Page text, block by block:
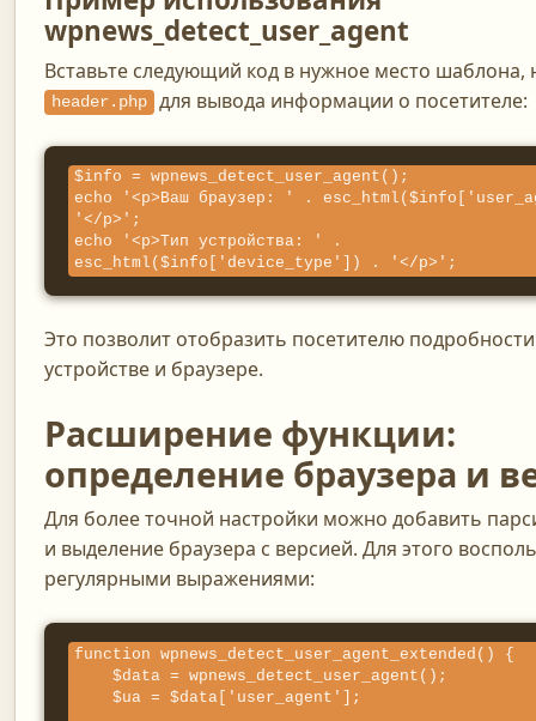
wpnews_detect_user_agent
Вставьте следующий код в нужное место шаблона,
header.php для вывода информации о посетителе:
$info = wpnews_detect_user_agent();
echo '<p>Ваш браузер: ' .
'</p>';
echo '<p>Тип устройства: ' .
esc_html($info['device_type']) . '</p>';
Это позволит отобразить посетителю
устройстве и браузере.
Расширение функции:
определение браузера и
Для более точной настройки можно добавить
и выделение браузера с версией. Для этого
регулярными выражениями:
function wpnews_detect_user_agent_extended() {
    $data = wpnews_detect_user_agent();
    $ua = $data['user_agent'];